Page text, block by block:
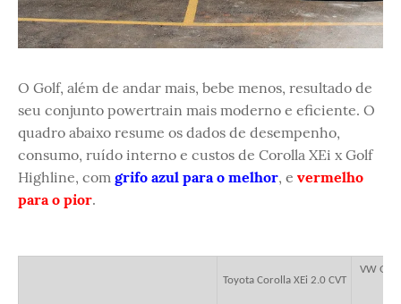
O Golf, além de andar mais, bebe menos, resultado de
seu conjunto powertrain mais moderno e eficiente. O
quadro abaixo resume os dados de desempenho,
consumo, ruído interno e custos de Corolla XEi x Golf
Highline, com grifo azul para o melhor, e vermelho
para o pior.
Toyota Corolla XEi 2.0 CVT
VW Golf